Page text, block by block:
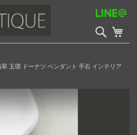
検
索
開
玉環 ドーナツ ペンダント 手石 インテリア